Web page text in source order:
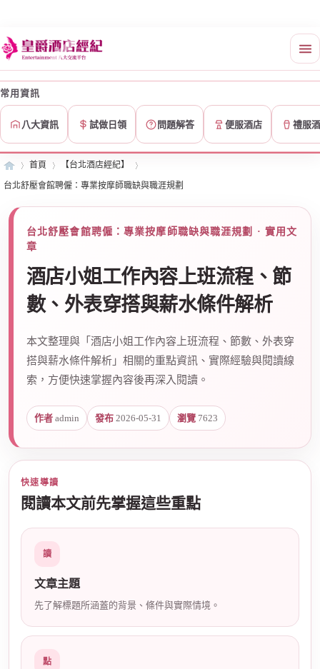
常用資訊
八大資訊 試做日領 問題解答 便服酒店 禮服
首頁
›
【台北酒店經紀】
›
台北舒壓會館聘僱：專業按摩師職缺與職涯規劃
台北舒壓會館聘僱：專業按摩師職缺與職涯規劃 · 實用文
章
酒店小姐工作內容上班流程、節
數、外表穿搭與薪水條件解析
本文整理與「酒店小姐工作內容上班流程、節數、外表穿
搭與薪水條件解析」相關的重點資訊、實際經驗與閱讀線
索，方便快速掌握內容後再深入閱讀。
作者 admin 發布 2026-05-31 瀏覽 7623
快速導讀
閱讀本文前先掌握這些重點
讀
文章主題
先了解標題所涵蓋的背景、條件與實際情境。
點